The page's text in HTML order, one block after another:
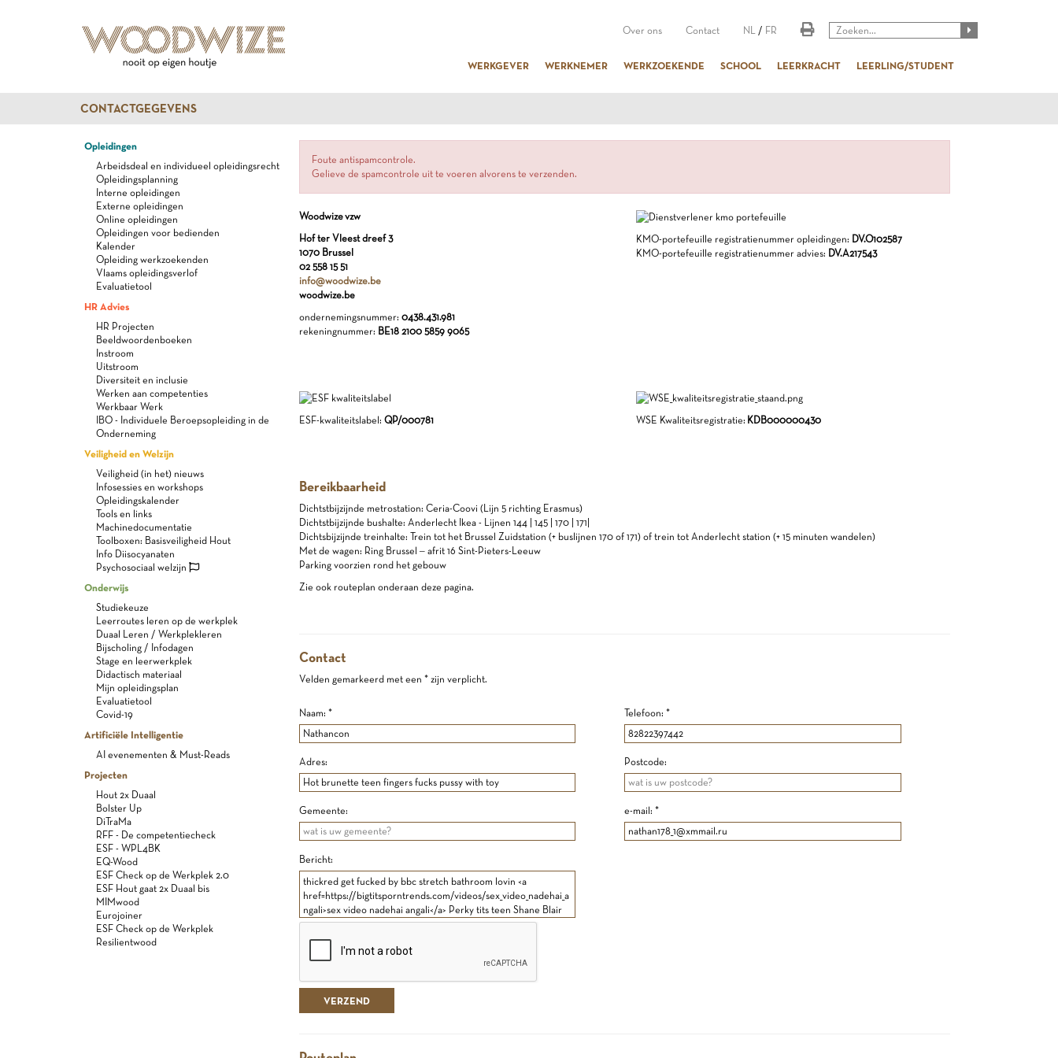
Over ons Contact NL / FR
WERKGEVER WERKNEMER WERKZOEKENDE SCHOOL LEERKRACHT LEERLING/STUDENT
CONTACTGEGEVENS
Opleidingen
Arbeidsdeal en individueel opleidingsrecht
Opleidingsplanning
Interne opleidingen
Externe opleidingen
Online opleidingen
Opleidingen voor bedienden
Kalender
Opleiding werkzoekenden
Vlaams opleidingsverlof
Evaluatietool
HR Advies
HR Projecten
Beeldwoordenboeken
Instroom
Uitstroom
Diversiteit en inclusie
Werken aan competenties
Werkbaar Werk
IBO - Individuele Beroepsopleiding in de
Onderneming
Veiligheid en Welzijn
Veiligheid (in het) nieuws
Infosessies en workshops
Opleidingskalender
Tools en links
Machinedocumentatie
Toolboxen: Basisveiligheid Hout
Info Diisocyanaten
Psychosociaal welzijn
Onderwijs
Studiekeuze
Leerroutes leren op de werkplek
Duaal Leren / Werkplekleren
Bijscholing / Infodagen
Stage en leerwerkplek
Didactisch materiaal
Mijn opleidingsplan
Evaluatietool
Covid-19
Artificiële Intelligentie
AI evenementen & Must-Reads
Projecten
Hout 2x Duaal
Bolster Up
DiTraMa
RFF - De competentiecheck
ESF - WPL4BK
EQ-Wood
ESF Check op de Werkplek 2.0
ESF Hout gaat 2x Duaal bis
MIMwood
Eurojoiner
ESF Check op de Werkplek
Resilientwood
Foute antispamcontrole.
Gelieve de spamcontrole uit te voeren alvorens te verzenden.
Woodwize vzw
Hof ter Vleest dreef 3
1070 Brussel
02 558 15 51
info@woodwize.be
woodwize.be
ondernemingsnummer: 0438.431.981
rekeningnummer: BE18 2100 5859 9065
KMO-portefeuille registratienummer opleidingen: DV.O102587
KMO-portefeuille registratienummer advies: DV.A217543
ESF-kwaliteitslabel: QP/000781 WSE Kwaliteitsregistratie: KDB000000430
Bereikbaarheid
Dichtstbijzijnde metrostation: Ceria-Coovi (Lijn 5 richting Erasmus)
Dichtstbijzijnde bushalte: Anderlecht Ikea - Lijnen 144 | 145 | 170 | 171|
Dichtsbijzijnde treinhalte: Trein tot het Brussel Zuidstation (+ buslijnen 170 of 171) of trein tot Anderlecht station (+ 15 minuten wandelen)
Met de wagen: Ring Brussel – afrit 16 Sint-Pieters-Leeuw
Parking voorzien rond het gebouw
Zie ook routeplan onderaan deze pagina.
Contact
Velden gemarkeerd met een * zijn verplicht.
Naam: * Telefoon: *
Adres: Postcode:
Gemeente: e-mail: *
Bericht: